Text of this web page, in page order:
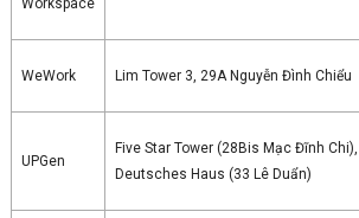
Workspace
WeWork Lim Tower 3, 29A Nguyễn Đình Chiểu
UPGen
Five Star Tower (28Bis Mạc Đĩnh Chi),
Deutsches Haus (33 Lê Duẩn)